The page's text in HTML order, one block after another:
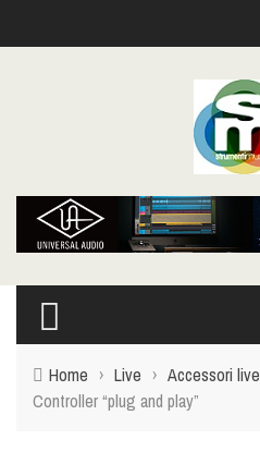
Home › Live › Accessori live
Controller “plug and play”